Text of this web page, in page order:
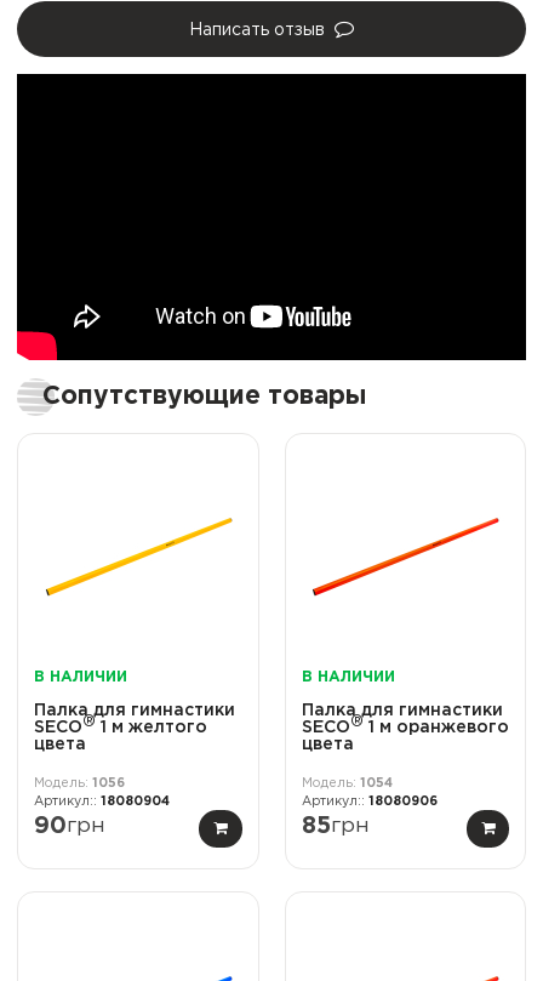
Написать отзыв
Сопутствующие товары
В НАЛИЧИИ
Палка для гимнастики
SECO® 1 м желтого
цвета
1056
18080904
90грн
В НАЛИЧИИ
Палка для гимнастики
SECO® 1 м оранжевого
цвета
1054
18080906
85грн